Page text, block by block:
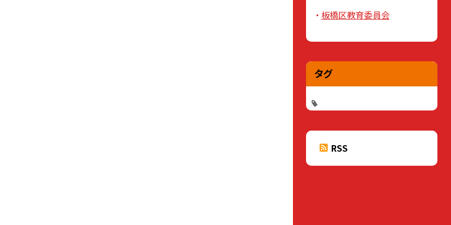
板橋区教育委員会
タグ
RSS